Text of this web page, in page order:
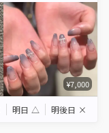
¥7,000
明日 △ 明後日 ×